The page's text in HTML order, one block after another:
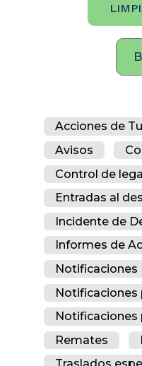
Acciones de
Avisos
Control de
Entradas al
Incidente de
Informes de
Notificaciones
Notificaciones
Notificaciones
Remates